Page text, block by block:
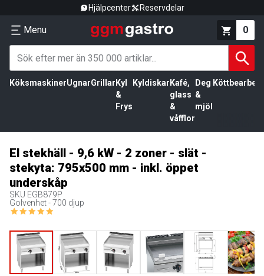
Hjälpcenter Reservdelar
Menu 0
KöksmaskinerUgnarGrillar Kyl
&
Frys
Kyldiskar Kafé,
glass
&
våfflor
Deg
&
mjöl
El stekhäll - 9,6 kW - 2 zoner - slät -
stekyta: 795x500 mm - inkl. öppet
underskåp
SKU EGB879P
Golvenhet - 700 djup